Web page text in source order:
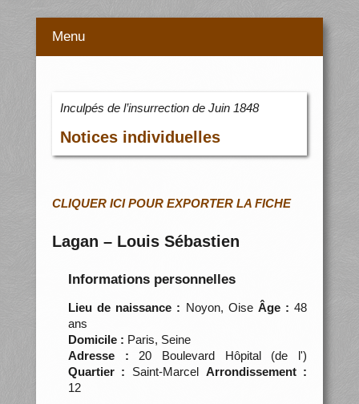
Menu
Inculpés de l’insurrection de Juin 1848
Notices individuelles
CLIQUER ICI POUR EXPORTER LA FICHE
Lagan – Louis Sébastien
Informations personnelles
Lieu de naissance : Noyon, OiseÂge : 48
ans
Domicile : Paris, Seine
Adresse : 20 Boulevard Hôpital (de l')
Quartier : Saint-Marcel Arrondissement :
12